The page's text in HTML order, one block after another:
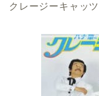
クレージーキャッ